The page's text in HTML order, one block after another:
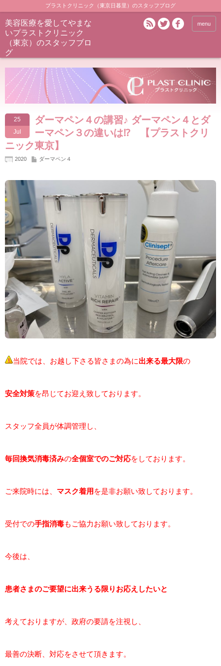
プラストクリニック（東京日暮里）のスタッフブログ
美容医療を愛してやまな
いプラストクリニック
（東京）のスタッフブロ
グ
menu
25
Jul
ダーマペン４の講習♪ ダーマペン４とダ
ーマペン３の違いは⁉ 【プラストクリ
ニック東京】
2020 ダーマペン４
当院では、お越し下さる皆さまの為に出来る最大限の
安全対策を昂じてお迎え致しております。
スタッフ全員が体調管理し、
毎回換気消毒済みの全個室でのご対応をしております。
ご来院時には、 マスク着用 を是非お願い致しております。
受付での手指消毒もご協力お願い致しております。
今後は、
患者さまのご要望に出来うる限りお応えしたいと
考えておりますが、政府の要請を注視し、
最善の決断、対応をさせて頂きます。